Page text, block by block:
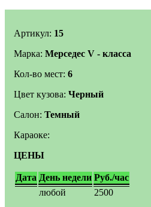
Артикул: 15
Марка: Мерседес V - класса
Кол-во мест: 6
Цвет кузова: Черный
Салон: Темный
Караоке:
ЦЕНЫ
Дата День недели Руб./час
любой
2500